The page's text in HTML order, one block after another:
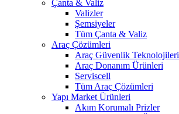
Çanta & Valiz
Valizler
Şemsiyeler
Tüm Çanta & Valiz
Araç Çözümleri
Araç Güvenlik Teknolojileri
Araç Donanım Ürünleri
Serviscell
Tüm Araç Çözümleri
Yapı Market Ürünleri
Akım Korumalı Prizler